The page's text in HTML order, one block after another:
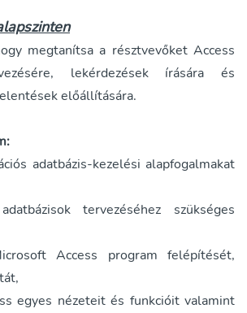
megtanítsa a résztvevőket Access
lekérdezések írására és
előállítására.
adatbázis-kezelési alapfogalmakat
tervezéséhez szükséges
Access program felépítését,
egyes nézeteit és funkcióit valamint